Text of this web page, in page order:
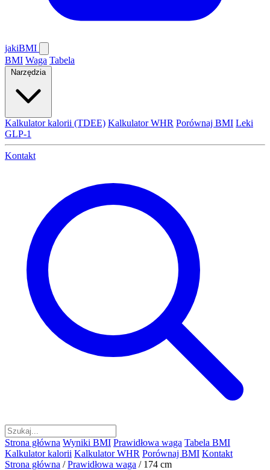
jakiBMI
BMI Waga Tabela
Narzędzia
Kalkulator kalorii (TDEE) Kalkulator WHR Porównaj BMI Leki
GLP-1
Kontakt
Strona główna Wyniki BMI Prawidłowa waga Tabela BMI
Kalkulator kalorii Kalkulator WHR Porównaj BMI Kontakt
Strona główna / Prawidłowa waga / 174 cm